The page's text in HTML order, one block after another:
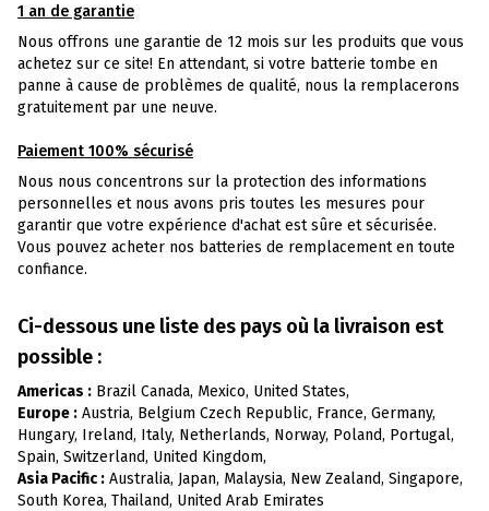
1 an de garantie
Nous offrons une garantie de 12 mois sur les produits que vous
achetez sur ce site! En attendant, si votre batterie tombe en
panne à cause de problèmes de qualité, nous la remplacerons
gratuitement par une neuve.
Paiement 100% sécurisé
Nous nous concentrons sur la protection des informations
personnelles et nous avons pris toutes les mesures pour
garantir que votre expérience d'achat est sûre et sécurisée.
Vous pouvez acheter nos batteries de remplacement en toute
confiance.
Ci-dessous une liste des pays où la livraison est
possible :
Americas : Brazil Canada, Mexico, United States,
Europe : Austria, Belgium Czech Republic, France, Germany,
Hungary, Ireland, Italy, Netherlands, Norway, Poland, Portugal,
Spain, Switzerland, United Kingdom,
Asia Pacific : Australia, Japan, Malaysia, New Zealand, Singapore,
South Korea, Thailand, United Arab Emirates